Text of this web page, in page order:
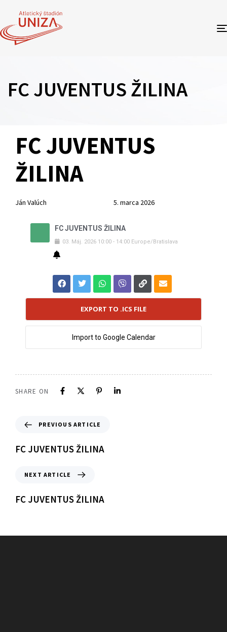
FC JUVENTUS ŽILINA
IN:
FC JUVENTUS
ŽILINA
Ján Valúch
on:
5. marca 2026
FC JUVENTUS ŽILINA
03. Máj. 2026 10:00 - 14:00 Europe/Bratislava
EXPORT TO .ICS FILE
Import to Google Calendar
SHARE ON
PREVIOUS ARTICLE
FC JUVENTUS ŽILINA
NEXT ARTICLE
FC JUVENTUS ŽILINA